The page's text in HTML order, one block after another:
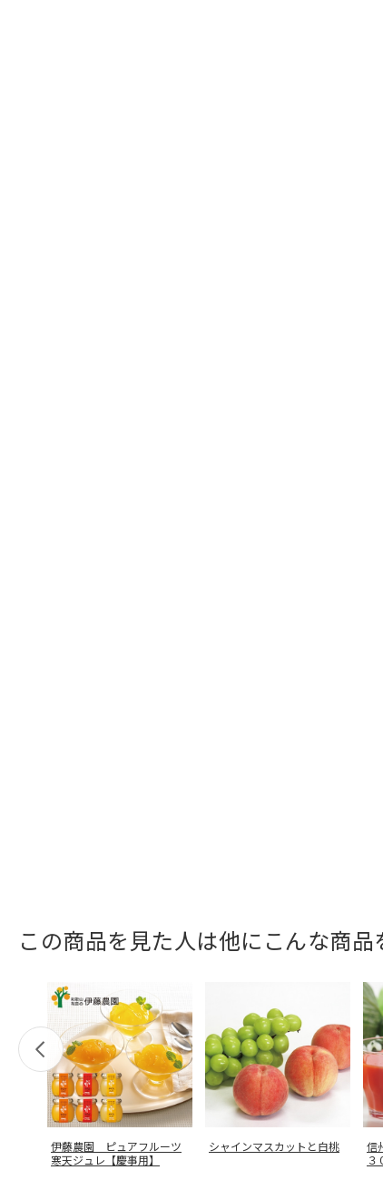
この商品を見た人は他にこんな商品
伊藤農園 ピュアフルーツ
寒天ジュレ【慶事用】
シャインマスカットと白桃
信
３